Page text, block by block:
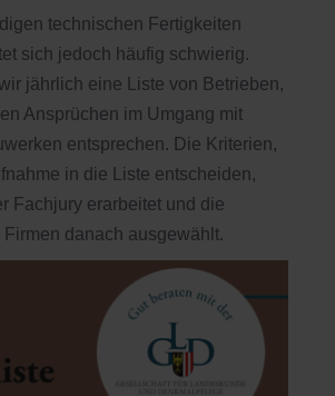
technischen Fertigkeiten
sich jedoch häufig schwierig.
jährlich eine Liste von Betrieben,
Ansprüchen im Umgang mit
entsprechen. Die Kriterien,
in die Liste entscheiden,
Fachjury erarbeitet und die
danach ausgewählt.